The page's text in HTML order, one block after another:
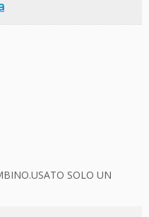
SOLO UN